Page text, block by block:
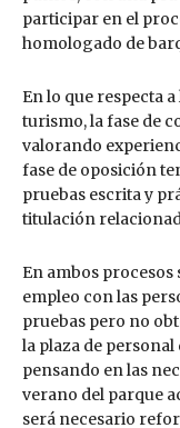
participar en el
homologado de
En lo que respecta
turismo, la fase de
valorando
fase de oposición
pruebas escrita y
titulación
En ambos procesos
empleo con las
pruebas pero no
la plaza de
pensando en las
verano del parque
será necesario